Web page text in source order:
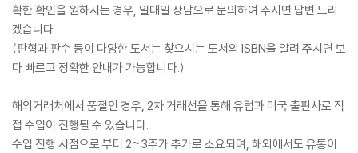
확한 확인을 원하시는 경우, 일대일 상담으로 문의하여 주시면 답변 드리
겠습니다.
(판형과 판수 등이 다양한 도서는 찾으시는 도서의 ISBN을 알려 주시면 보
다 빠르고 정확한 안내가 가능합니다.)
해외거래처에서 품절인 경우, 2차 거래선을 통해 유럽과 미국 출판사로 직
접 수입이 진행될 수 있습니다.
수입 진행 시점으로 부터 2~3주가 추가로 소요되며, 해외에서도 유통이